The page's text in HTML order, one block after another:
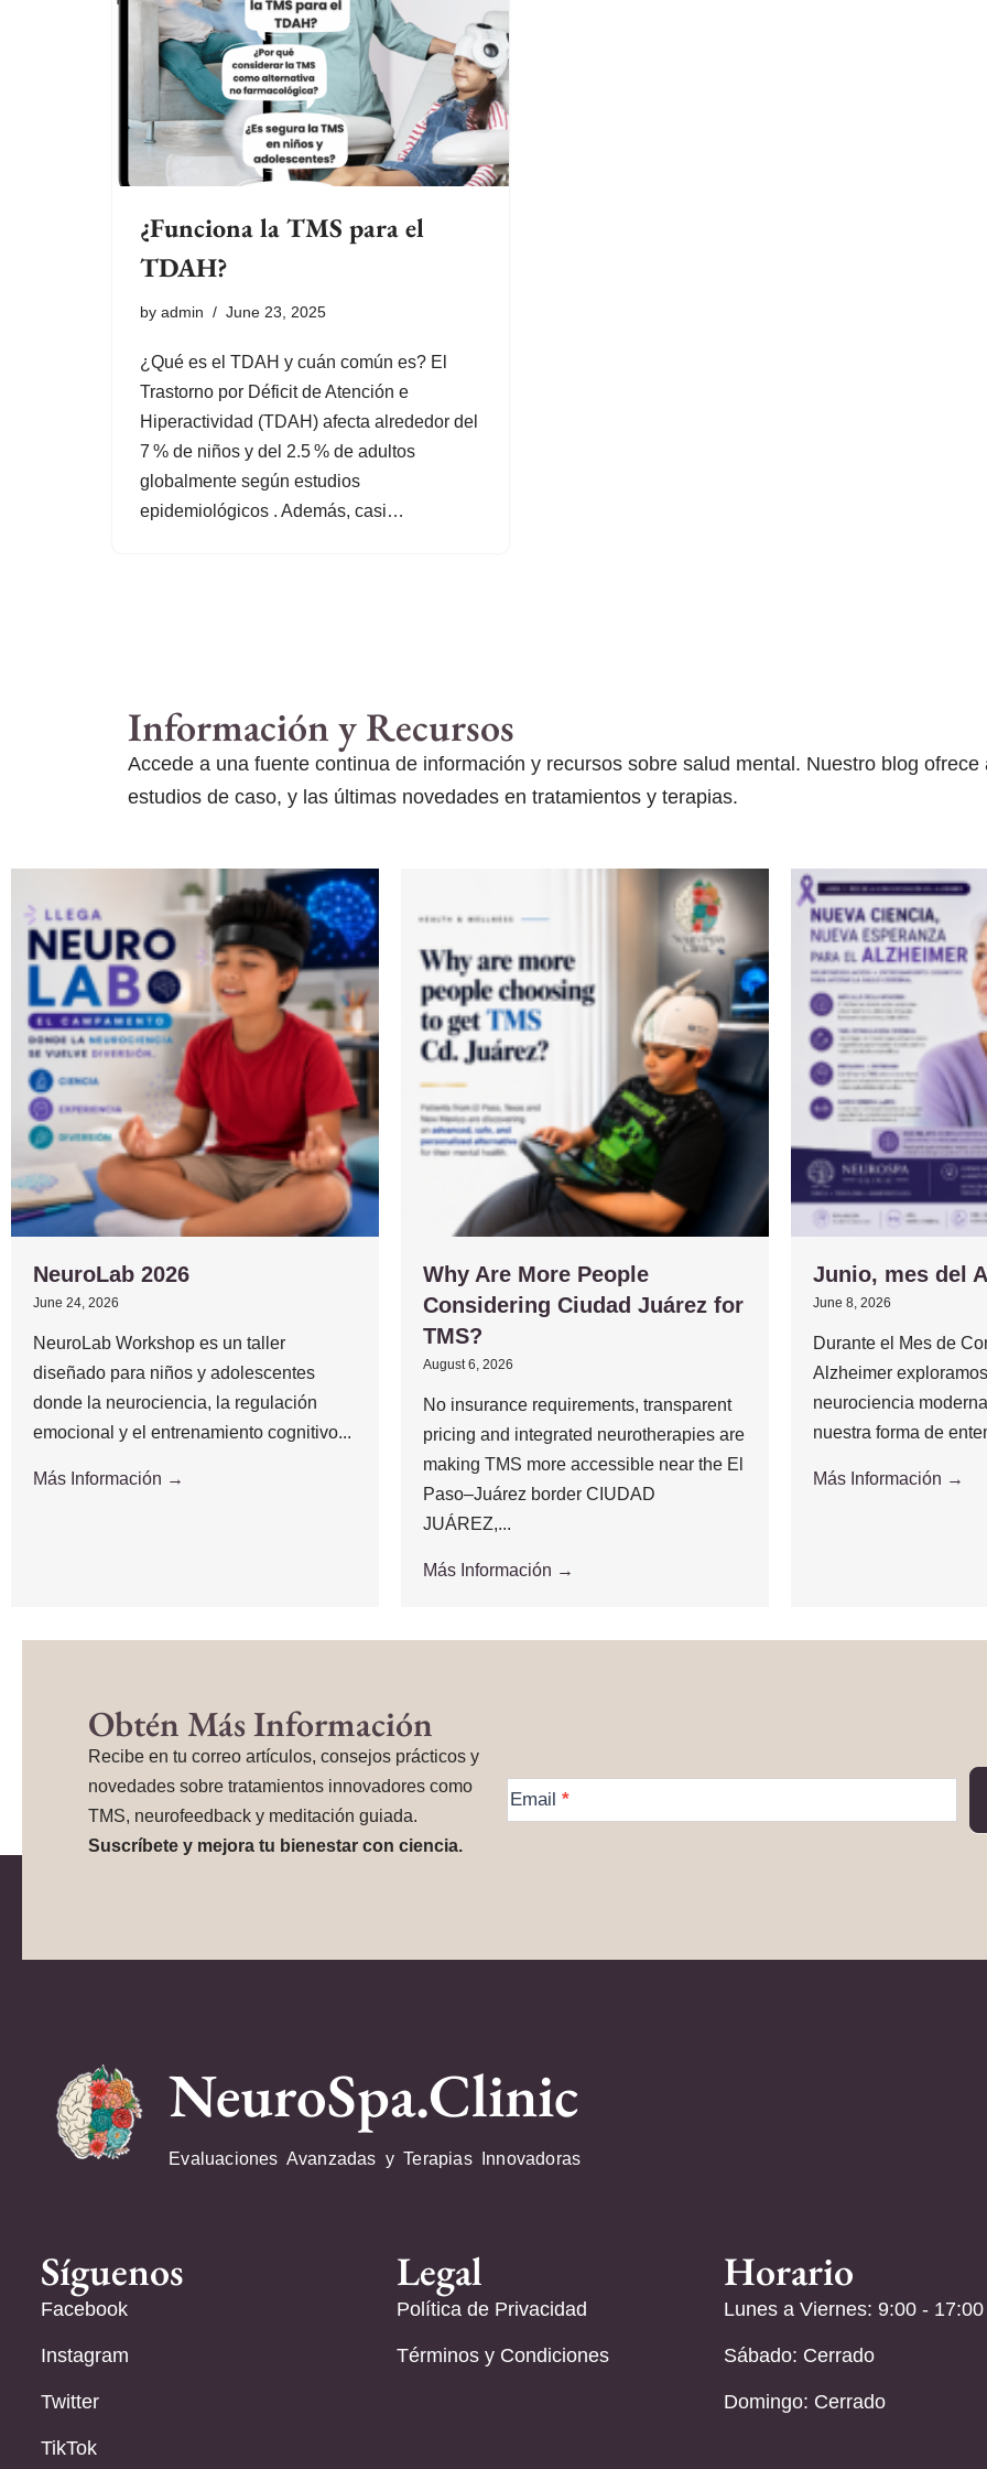
¿Funciona la TMS para el
TDAH?
by admin June 23, 2025
¿Qué es el TDAH y cuán común es? El
Trastorno por Déficit de Atención e
Hiperactividad (TDAH) afecta alrededor del
7 % de niños y del 2.5 % de adultos
globalmente según estudios
epidemiológicos . Además, casi…
Información y Recursos
Accede a una fuente continua de información y recursos sobre salud mental. Nuestro blog
estudios de caso, y las últimas novedades en tratamientos y terapias.
NeuroLab 2026
June 24, 2026
NeuroLab Workshop es un taller
diseñado para niños y adolescentes
donde la neurociencia, la regulación
emocional y el entrenamiento cognitivo...
Más Información →
Why Are More People
Considering Ciudad Juárez for
TMS?
August 6, 2026
No insurance requirements, transparent
pricing and integrated neurotherapies are
making TMS more accessible near the El
Paso–Juárez border CIUDAD
JUÁREZ,...
Más Información →
Junio, mes del
June 8, 2026
Durante el Mes de
Alzheimer
neurociencia
nuestra forma de
Más Información →
Obtén Más Información
Recibe en tu correo artículos, consejos prácticos y
novedades sobre tratamientos innovadores como
TMS, neurofeedback y meditación guiada.
Suscríbete y mejora tu bienestar con ciencia.
Information
Email*
NeuroSpa.Clinic
Evaluaciones Avanzadas y Terapias Innovadoras
Síguenos
Facebook
Instagram
Twitter
TikTok
Legal
Política de Privacidad
Términos y Condiciones
Horario
Lunes a Viernes: 9:00 - 17:00
Sábado: Cerrado
Domingo: Cerrado